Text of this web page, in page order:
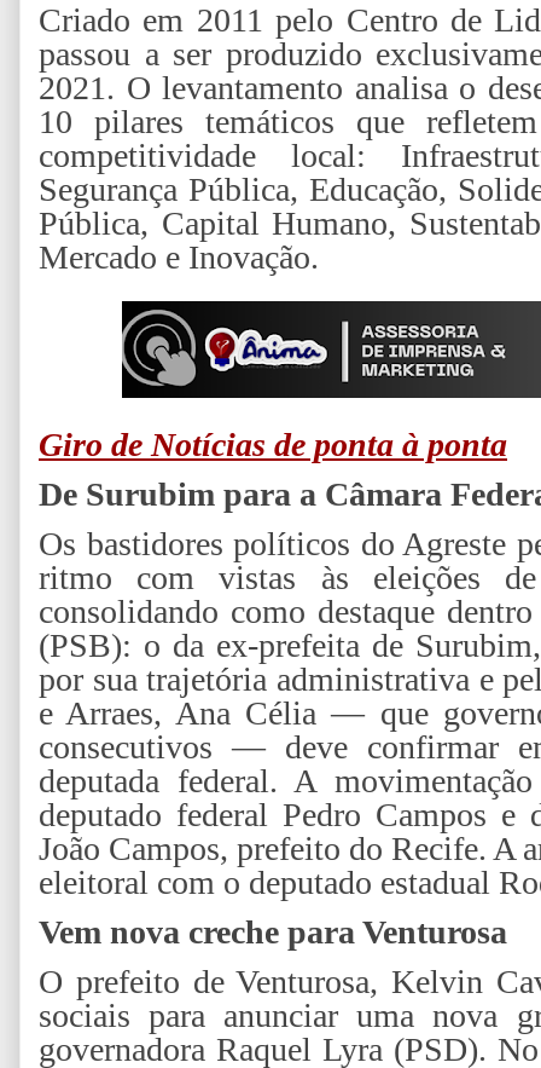
Criado em 2011 pelo Centro de
passou a ser produzido
2021. O levantamento analisa o
10 pilares temáticos que
competitividade local:
Segurança Pública, Educação,
Pública, Capital Humano,
Mercado e Inovação.
Giro de Notícias de ponta à ponta
De Surubim para a Câmara
Os bastidores políticos do Agreste
ritmo com vistas às eleições
consolidando como destaque
(PSB): o da ex-prefeita de
por sua trajetória administrativa e
e Arraes, Ana Célia — que
consecutivos — deve confirmar
deputada federal. A
deputado federal Pedro Campos
João Campos, prefeito do Recife. A
eleitoral com o deputado estadual
Vem nova creche para Venturosa
O prefeito de Venturosa, Kelvin
sociais para anunciar uma nova
governadora Raquel Lyra (PSD).